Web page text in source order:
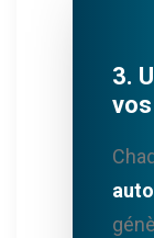
3.